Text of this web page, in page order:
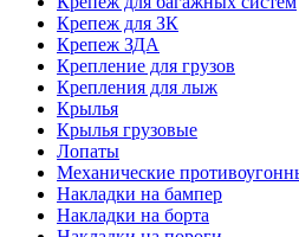
Крепеж для ЗК
Крепеж ЗДА
Крепление для грузов
Крепления для лыж
Крылья
Крылья грузовые
Лопаты
Механические
Накладки на бампер
Накладки на борта